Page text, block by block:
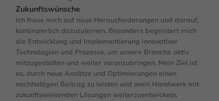
Zukunftswünsche
Ich freue mich auf neue Herausforderungen und darauf,
kontinuierlich dazuzulernen. Besonders begeistert mich
die Entwicklung und Implementierung innovativer
Technologien und Prozesse, um unsere Branche aktiv
mitzugestalten und weiter voranzubringen. Mein Ziel ist
es, durch neue Ansätze und Optimierungen einen
nachhaltigen Beitrag zu leisten und mein Handwerk mit
zukunftsweisenden Lösungen weiterzuentwickeln.